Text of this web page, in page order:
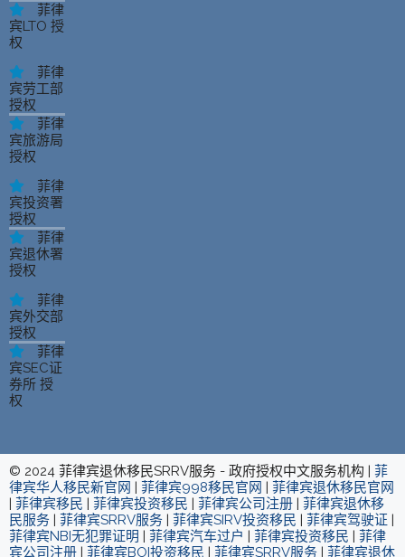
菲律
宾LTO 授
权
菲律
宾劳工部
授权
菲律
宾旅游局
授权
菲律
宾投资署
授权
菲律
宾退休署
授权
菲律
宾外交部
授权
菲律
宾SEC证
券所 授
权
© 2024 菲律宾退休移民SRRV服务 - 政府授权中文服务机构 | 菲
律宾华人移民新官网 | 菲律宾998移民官网 | 菲律宾退休移民官网
| 菲律宾移民 | 菲律宾投资移民 | 菲律宾公司注册 | 菲律宾退休移
民服务 | 菲律宾SRRV服务 | 菲律宾SIRV投资移民 | 菲律宾驾驶证 |
菲律宾NBI无犯罪证明 | 菲律宾汽车过户 | 菲律宾投资移民 | 菲律
宾公司注册 | 菲律宾BOI投资移民 | 菲律宾SRRV服务 | 菲律宾退休